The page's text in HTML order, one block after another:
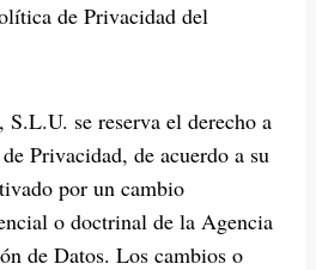
de Privacidad del
se reserva el derecho a
Privacidad, de acuerdo a su
por un cambio
o doctrinal de la Agencia
de Datos. Los cambios o